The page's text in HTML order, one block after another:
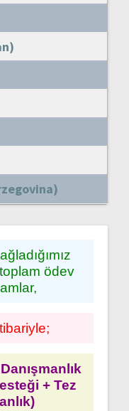
ödev
+ Tez